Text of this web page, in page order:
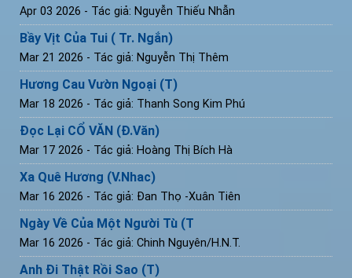
Apr 03 2026 - Tác giả: Nguyễn Thiếu Nhẫn
Bầy Vịt Của Tui ( Tr. Ngắn)
Mar 21 2026 - Tác giả: Nguyễn Thị Thêm
Hương Cau Vườn Ngoại (T)
Mar 18 2026 - Tác giả: Thanh Song Kim Phú
Đọc Lại CỔ VĂN (Đ.Văn)
Mar 17 2026 - Tác giả: Hoàng Thị Bích Hà
Xa Quê Hương (V.Nhac)
Mar 16 2026 - Tác giả: Đan Thọ -Xuân Tiên
Ngày Về Của Một Người Tù (T
Mar 16 2026 - Tác giả: Chinh Nguyên/H.N.T.
Anh Đi Thật Rồi Sao (T)